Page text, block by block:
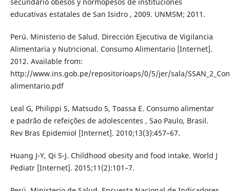
secundario obesos y normopesos de instituciones
educativas estatales de San Isidro , 2009. UNMSM; 2011.
Perú. Ministerio de Salud. Dirección Ejecutiva de Vigilancia
Alimentaria y Nutricional. Consumo Alimentario [Internet].
2012. Available from:
http://www.ins.gob.pe/repositorioaps/0/5/jer/sala/
alimentario.pdf
Leal G, Philippi S, Matsudo S, Toassa E. Consumo alimentar
e padrão de refeições de adolescentes , Sao Paulo, Brasil.
Rev Bras Epidemiol [Internet]. 2010;13(3):457–67.
Huang J-Y, Qi S-J. Childhood obesity and food intake. World J
Pediatr [Internet]. 2015;11(2):101–7.